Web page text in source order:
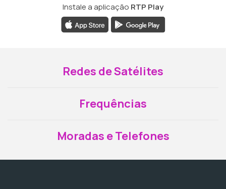
Instale a aplicação RTP Play
Redes de Satélites
Frequências
Moradas e Telefones